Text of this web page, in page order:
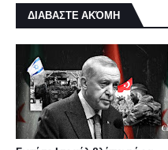
ΔΙΑΒΑΣΤΕ ΑΚΌΜΗ